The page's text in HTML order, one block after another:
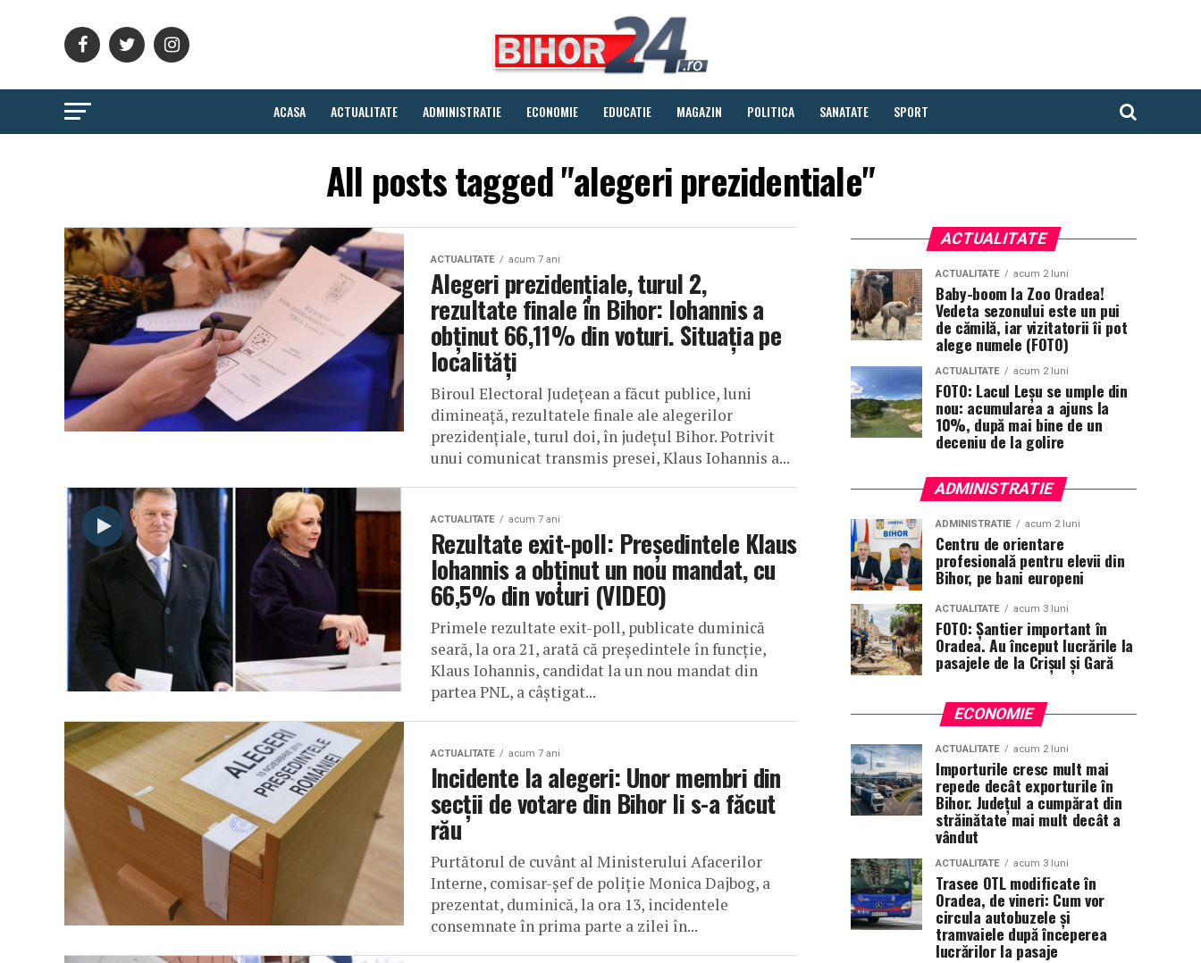
ACASA ACTUALITATE ADMINISTRATIE ECONOMIE EDUCATIE MAGAZIN POLITICA SANATATE SPORT
All posts tagged "alegeri prezidentiale"
ACTUALITATE acum 7 ani
Alegeri prezidențiale, turul 2,
rezultate finale în Bihor: Iohannis a
obținut 66,11% din voturi. Situația pe
localități
Biroul Electoral Județean a făcut publice, luni
dimineață, rezultatele finale ale alegerilor
prezidențiale, turul doi, în județul Bihor. Potrivit
unui comunicat transmis presei, Klaus Iohannis a...
ACTUALITATE acum 7 ani
Rezultate exit-poll: Președintele Klaus
Iohannis a obținut un nou mandat, cu
66,5% din voturi (VIDEO)
Primele rezultate exit-poll, publicate duminică
seară, la ora 21, arată că președintele în funcție,
Klaus Iohannis, candidat la un nou mandat din
partea PNL, a câștigat...
ACTUALITATE acum 7 ani
Incidente la alegeri: Unor membri din
secții de votare din Bihor li s-a făcut
rău
Purtătorul de cuvânt al Ministerului Afacerilor
Interne, comisar-şef de poliţie Monica Dajbog, a
prezentat, duminică, la ora 13, incidentele
consemnate în prima parte a zilei în...
ACTUALITATE
ACTUALITATE acum 2 luni
Baby-boom la Zoo Oradea!
Vedeta sezonului este un pui
de cămilă, iar vizitatorii îi pot
alege numele (FOTO)
ACTUALITATE acum 2 luni
FOTO: Lacul Leșu se umple din
nou: acumularea a ajuns la
10%, după mai bine de un
deceniu de la golire
ADMINISTRATIE
ADMINISTRATIE acum 2 luni
Centru de orientare
profesională pentru elevii din
Bihor, pe bani europeni
ACTUALITATE acum 3 luni
FOTO: Șantier important în
Oradea. Au început lucrările la
pasajele de la Crișul și Gară
ECONOMIE
ACTUALITATE acum 2 luni
Importurile cresc mult mai
repede decât exporturile în
Bihor. Județul a cumpărat din
străinătate mai mult decât a
vândut
ACTUALITATE acum 3 luni
Trasee OTL modificate în
Oradea, de vineri: Cum vor
circula autobuzele și
tramvaiele după începerea
lucrărilor la pasaje